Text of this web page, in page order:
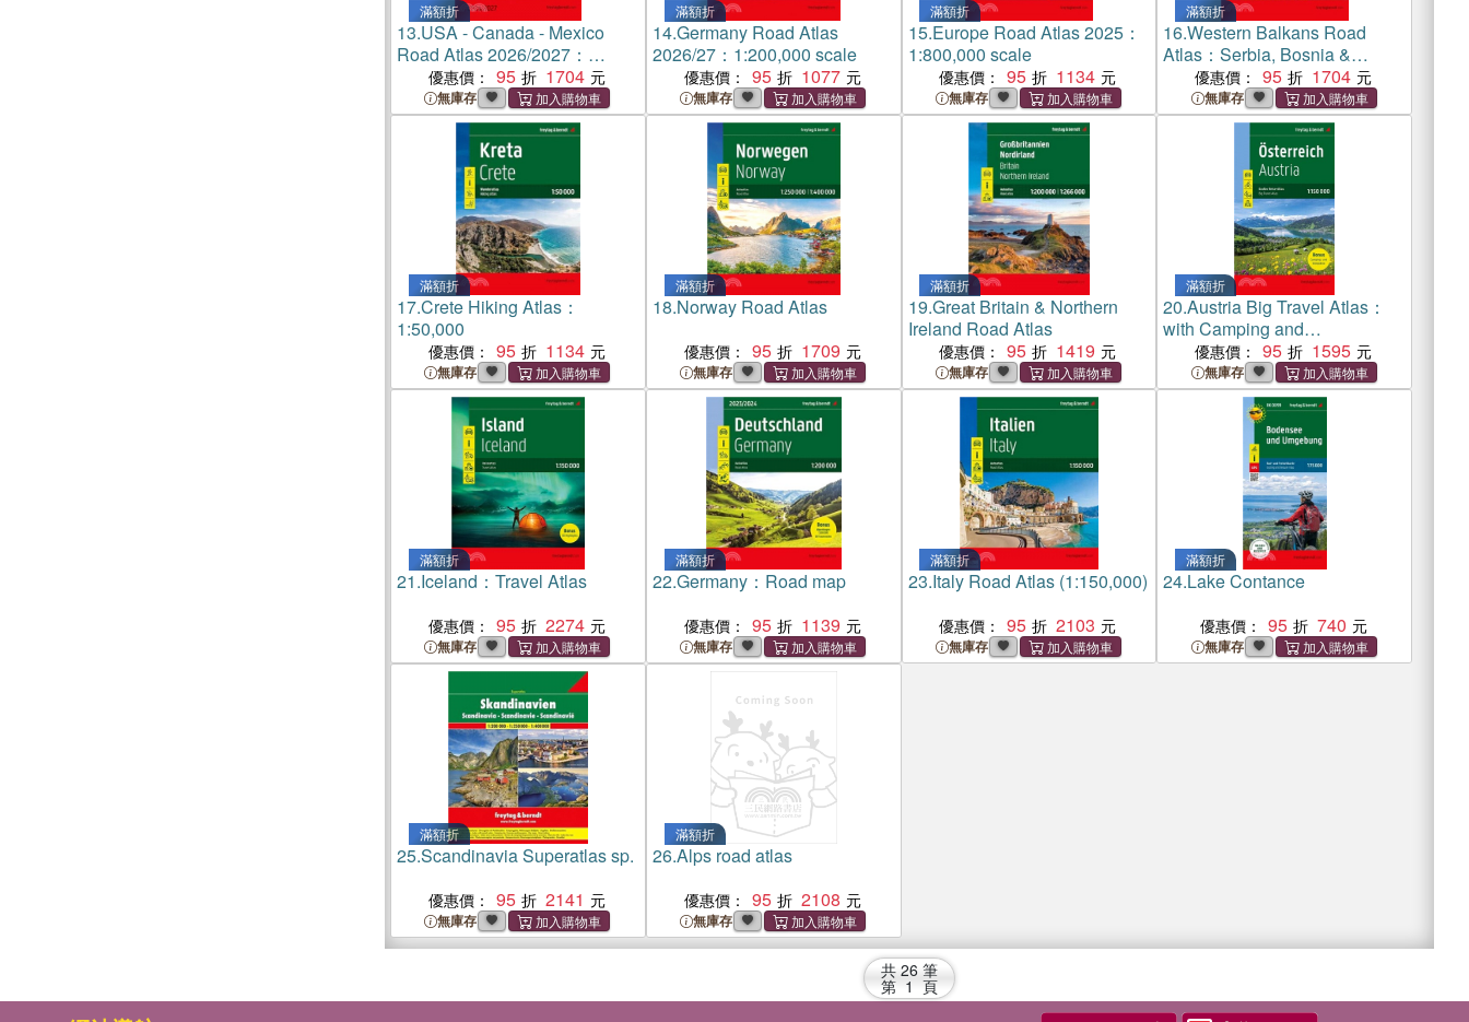
滿額折
13.USA - Canada - Mexico
Road Atlas 2026/2027：
Powered by Rand mcNally
1:400k - 1:16 million scale
優惠價： 95 1704
無庫存
滿額折
14.Germany Road Atlas
2026/27：1:200,000 scale
優惠價： 95 1077
無庫存
滿額折
15.Europe Road Atlas 2025：
1:800,000 scale
優惠價： 95 1134
無庫存
滿額折
16.Western Balkans Road
Atlas：Serbia, Bosnia &
Herzegovina, Montenegro,
Albania, North Macedonia
優惠價： 95 1704
無庫存
滿額折
17.Crete Hiking Atlas：
1:50,000
優惠價： 95 1134
無庫存
滿額折
18.Norway Road Atlas
優惠價： 95 1709
無庫存
滿額折
19.Great Britain & Northern
Ireland Road Atlas
優惠價： 95 1419
無庫存
滿額折
20.Austria Big Travel Atlas：
with Camping and
Caravanning 1:150,000
優惠價： 95 1595
無庫存
滿額折
21.Iceland：Travel Atlas
優惠價： 95 2274
無庫存
滿額折
22.Germany：Road map
優惠價： 95 1139
無庫存
滿額折
23.Italy Road Atlas (1:150,000)
優惠價： 95 2103
無庫存
滿額折
24.Lake Contance
優惠價： 95 740
無庫存
滿額折
25.Scandinavia Superatlas sp.
優惠價： 95 2141
無庫存
滿額折
26.Alps road atlas
優惠價： 95 2108
無庫存
共 26 筆
第 1 頁